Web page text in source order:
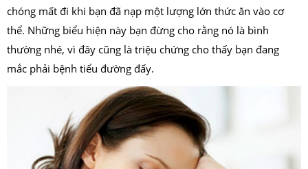
chóng mất đi khi bạn đã nạp một lượng lớn thức ăn vào cơ
thể. Những biểu hiện này bạn đừng cho rằng nó là bình
thường nhé, vì đây cũng là triệu chứng cho thấy bạn đang
mắc phải bệnh tiểu đường đấy.